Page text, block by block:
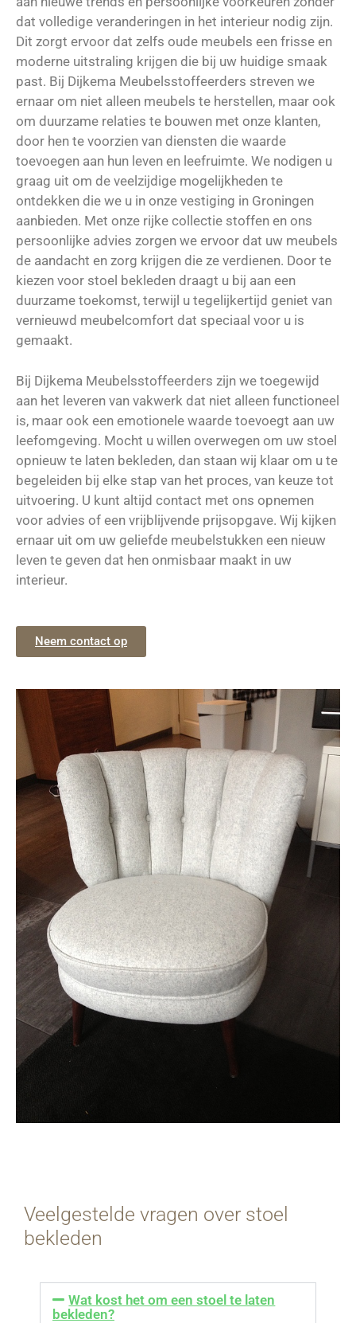
dat volledige veranderingen in het interieur nodig zijn.
Dit zorgt ervoor dat zelfs oude meubels een frisse en
moderne uitstraling krijgen die bij uw huidige smaak
past. Bij Dijkema Meubelsstoffeerders streven we
ernaar om niet alleen meubels te herstellen, maar ook
om duurzame relaties te bouwen met onze klanten,
door hen te voorzien van diensten die waarde
toevoegen aan hun leven en leefruimte. We nodigen u
graag uit om de veelzijdige mogelijkheden te
ontdekken die we u in onze vestiging in Groningen
aanbieden. Met onze rijke collectie stoffen en ons
persoonlijke advies zorgen we ervoor dat uw meubels
de aandacht en zorg krijgen die ze verdienen. Door te
kiezen voor stoel bekleden draagt u bij aan een
duurzame toekomst, terwijl u tegelijkertijd geniet van
vernieuwd meubelcomfort dat speciaal voor u is
gemaakt.
Bij Dijkema Meubelsstoffeerders zijn we toegewijd
aan het leveren van vakwerk dat niet alleen functioneel
is, maar ook een emotionele waarde toevoegt aan uw
leefomgeving. Mocht u willen overwegen om uw stoel
opnieuw te laten bekleden, dan staan wij klaar om u te
begeleiden bij elke stap van het proces, van keuze tot
uitvoering. U kunt altijd contact met ons opnemen
voor advies of een vrijblijvende prijsopgave. Wij kijken
ernaar uit om uw geliefde meubelstukken een nieuw
leven te geven dat hen onmisbaar maakt in uw
interieur.
Neem contact op
Veelgestelde vragen over stoel
bekleden
Wat kost het om een stoel te laten
bekleden?